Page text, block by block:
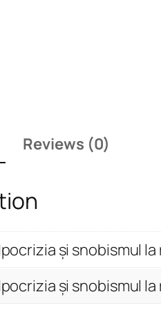
Reviews (0)
și snobismul
și snobismul